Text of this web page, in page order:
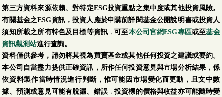
第三方資料來源依賴、對特定ESG投資重點之集中度或其他投資風險。
有關基金之ESG資訊，投資人應於申購前詳閱基金公開說明書或投資人
須知所載之所有特色及目標等資訊，可至本公司官網ESG專區或至基金
資訊觀測站進行查詢。
資料僅供參考，請勿將其視為買賣基金或其他任何投資之建議或要約。
本公司自當盡力提供正確資訊，所作任何投資意見與市場分析結果，係
依資料製作當時情況進行判斷，惟可能因市場變化而更動，且文中數
據、預測或意見可能有脫漏、錯誤，投資標的價格與收益亦可能隨時變